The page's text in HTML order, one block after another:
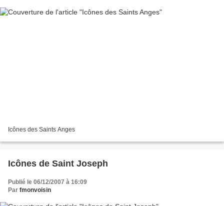
Icônes des Saints Anges
Icônes de Saint Joseph
Publié le 06/12/2007 à 16:09
Par fmonvoisin